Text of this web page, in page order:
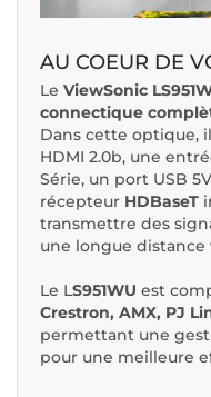
AU COEUR DE
Le ViewSonic
connectique
Dans cette optique,
HDMI 2.0b, une
Série, un port USB
récepteur HDBaseT
transmettre des
une longue distance
Le LS951WU est
Crestron, AMX, PJ
permettant une
pour une meilleure